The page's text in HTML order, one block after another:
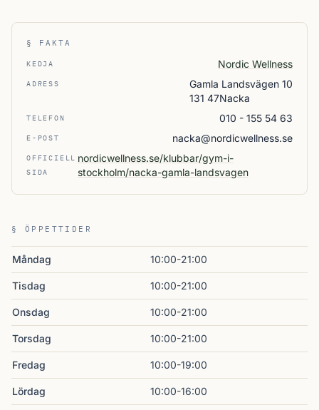
§ FAKTA
KEDJA Nordic Wellness
ADRESS
Gamla Landsvägen 10
131 47Nacka
TELEFON 010 - 155 54 63
E-POST nacka@nordicwellness.se
OFFICIELL
SIDA
nordicwellness.se/klubbar/gym-i-
stockholm/nacka-gamla-landsvagen
§ ÖPPETTIDER
Måndag 10:00-21:00
Tisdag 10:00-21:00
Onsdag 10:00-21:00
Torsdag 10:00-21:00
Fredag 10:00-19:00
Lördag 10:00-16:00